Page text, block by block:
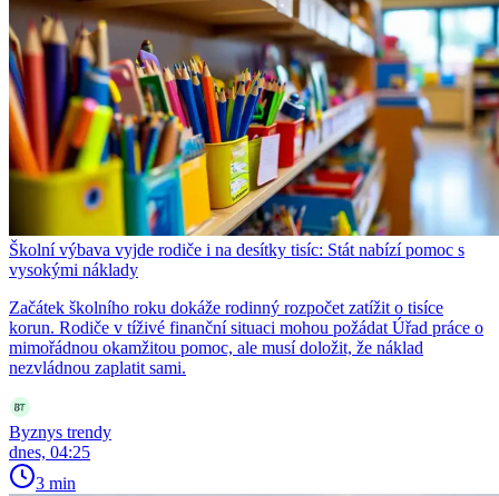
Školní výbava vyjde rodiče i na desítky tisíc: Stát nabízí pomoc s
vysokými náklady
Začátek školního roku dokáže rodinný rozpočet zatížit o tisíce
korun. Rodiče v tíživé finanční situaci mohou požádat Úřad práce o
mimořádnou okamžitou pomoc, ale musí doložit, že náklad
nezvládnou zaplatit sami.
Byznys trendy
dnes, 04:25
3 min